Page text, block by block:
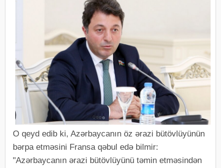
O qeyd edib ki, Azərbaycanın öz ərazi bütövlüyünün
bərpa etməsini Fransa qəbul edə bilmir:
"Azərbaycanın ərazi bütövlüyünü təmin etməsindən